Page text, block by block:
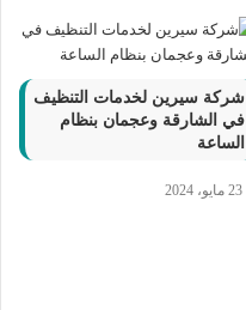
شركة سيرين لخدمات التنظيف
في الشارقة وعجمان بنظام
الساعة
23 مايو، 2024